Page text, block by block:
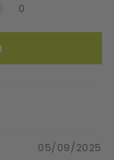
0
05/09/2025